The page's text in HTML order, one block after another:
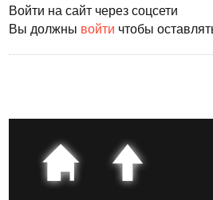
Войти на сайт через соцсети
Вы должны войти чтобы